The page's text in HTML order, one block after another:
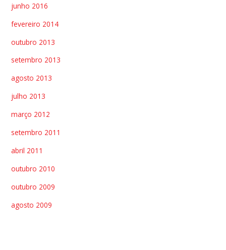
junho 2016
fevereiro 2014
outubro 2013
setembro 2013
agosto 2013
julho 2013
março 2012
setembro 2011
abril 2011
outubro 2010
outubro 2009
agosto 2009